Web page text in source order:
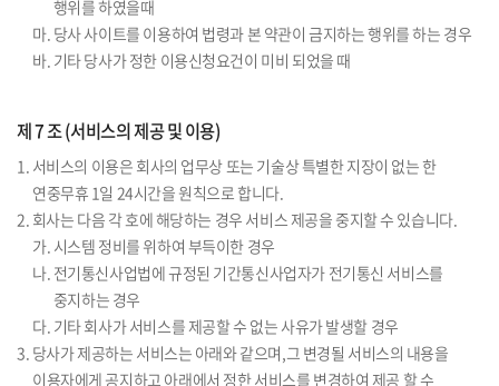
행위를 하였을때
마. 당사 사이트를 이용하여 법령과 본 약관이 금지하는 행위를 하는 경우
바. 기타 당사가 정한 이용신청요건이 미비 되었을 때
제 7 조 (서비스의 제공 및 이용)
1. 서비스의 이용은 회사의 업무상 또는 기술상 특별한 지장이 없는 한
연중무휴 1일 24시간을 원칙으로 합니다.
2. 회사는 다음 각 호에 해당하는 경우 서비스 제공을 중지할 수 있습니다.
가. 시스템 정비를 위하여 부득이한 경우
나. 전기통신사업법에 규정된 기간통신사업자가 전기통신 서비스를
중지하는 경우
다. 기타 회사가 서비스를 제공할 수 없는 사유가 발생할 경우
3. 당사가 제공하는 서비스는 아래와 같으며,그 변경될 서비스의 내용을
이용자에게 공지하고 아래에서 정한 서비스를 변경하여 제공 할 수